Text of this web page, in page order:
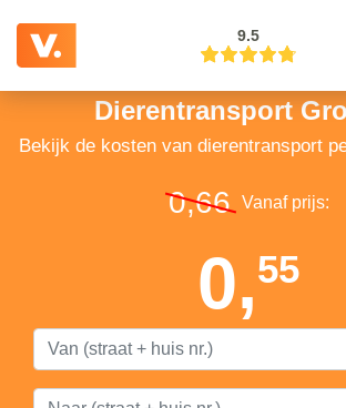
9.5
Dierentransport
Bekijk de kosten van dierentransport
0,66 Vanaf prijs:
0,55